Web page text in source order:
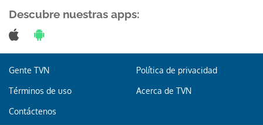
Gracias por suscribirte a nuestro boletín.
Descubre nuestras apps:
Gente TVN Política de privacidad
Términos de uso Acerca de TVN
Contáctenos